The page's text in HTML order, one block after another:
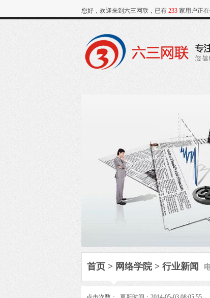
您好，欢迎来到六三网联，已有 233 家用户正
首页 > 网络学院> 行业新闻